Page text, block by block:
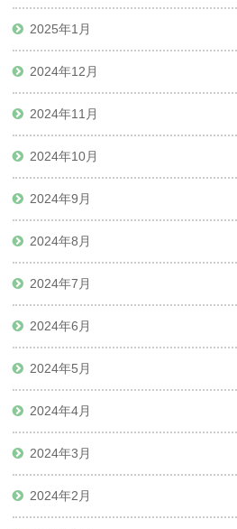
2025年1月
2024年12月
2024年11月
2024年10月
2024年9月
2024年8月
2024年7月
2024年6月
2024年5月
2024年4月
2024年3月
2024年2月